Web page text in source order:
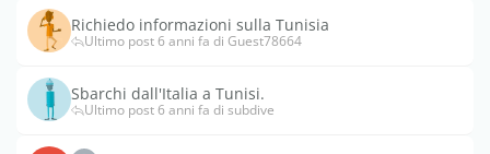
Richiedo informazioni sulla Tunisia
Ultimo post 6 anni fa di Guest78664
Sbarchi dall'Italia a Tunisi.
Ultimo post 6 anni fa di subdive